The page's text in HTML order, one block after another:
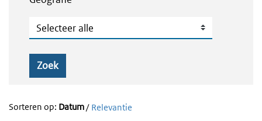
Geografie
Zoek
Sorteren op: Datum/ Relevantie